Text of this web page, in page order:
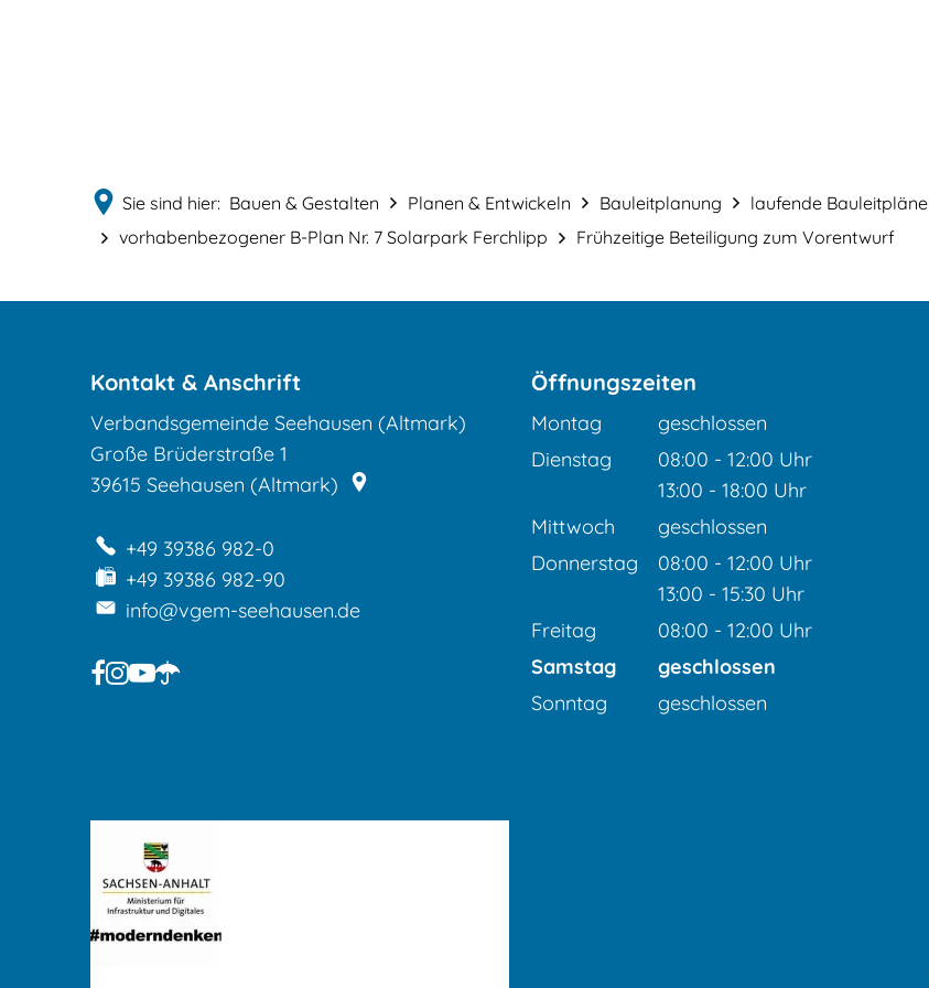
Sie sind hier: Bauen & Gestalten Planen & Entwickeln Bauleitplanung laufende Bauleitpläne
vorhabenbezogener B-Plan Nr. 7 Solarpark Ferchlipp
Frühzeitige Beteiligung zum Vorentwurf
Beteiligung
Vorentwurf
Kontakt & Anschrift
Verbandsgemeinde Seehausen (Altmark)
Große Brüderstraße 1
39615 Seehausen (Altmark)
+49 39386 982-0
+49 39386 982-90
info@vgem-seehausen.de
Öffnungszeiten
Montag
geschlossen
Dienstag
08:00 - 12:00 Uhr
Von 08:00 bis 12:00 Uhr
13:00 - 18:00 Uhr
Von 13:00 bis 18:00 Uhr
Mittwoch
geschlossen
Donnerstag
08:00 - 12:00 Uhr
Von 08:00 bis 12:00 Uhr
13:00 - 15:30 Uhr
Von 13:00 bis 15:30 Uhr
Freitag 08:00 - 12:00 Uhr
Von 08:00 bis 12:00 Uhr
Samstag
geschlossen
Sonntag
geschlossen